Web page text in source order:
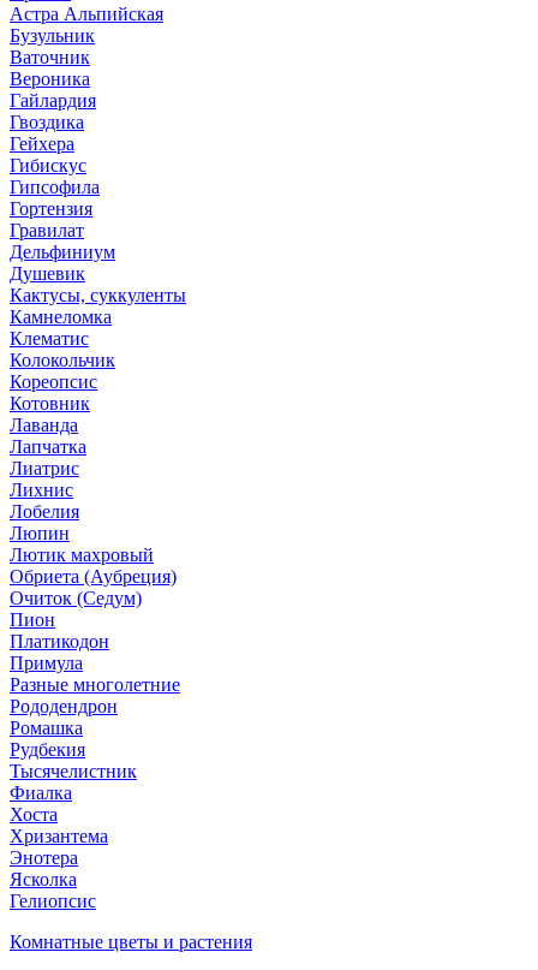
Астра Альпийская
Бузульник
Ваточник
Вероника
Гайлардия
Гвоздика
Гейхера
Гибискус
Гипсофила
Гортензия
Гравилат
Дельфиниум
Душевик
Кактусы, суккуленты
Камнеломка
Клематис
Колокольчик
Кореопсис
Котовник
Лаванда
Лапчатка
Лиатрис
Лихнис
Лобелия
Люпин
Лютик махровый
Обриета (Аубреция)
Очиток (Седум)
Пион
Платикодон
Примула
Разные многолетние
Рододендрон
Ромашка
Рудбекия
Тысячелистник
Фиалка
Хоста
Хризантема
Энотера
Ясколка
Гелиопсис
Комнатные цветы и растения